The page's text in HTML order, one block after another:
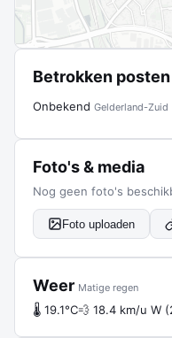
Betrokken posten
Onbekend Gelderland-Zuid
Foto's & media
Nog geen foto's
Foto uploaden
Weer Matige regen
🌡 19.1°C💨 18.4 km/u W